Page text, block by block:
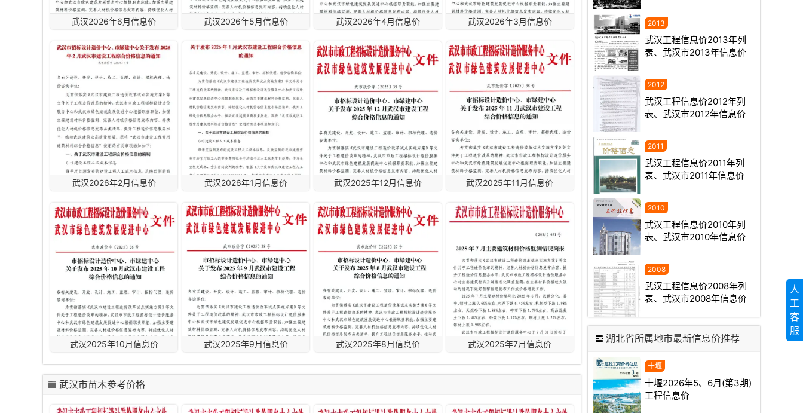
武汉2026年6月信息价 武汉2026年5月信息价 武汉2026年4月信息价 武汉2026年3月信息价
武汉2026年2月信息价 武汉2026年1月信息价 武汉2025年12月信息价 武汉2025年11月信息价
武汉2025年10月信息价 武汉2025年9月信息价 武汉2025年8月信息价 武汉2025年7月信息价
武汉市苗木参考价格
武汉工程信息价2013年列
表、武汉市2013年信息价
武汉工程信息价2012年列
表、武汉市2012年信息价
武汉工程信息价2011年列
表、武汉市2011年信息价
武汉工程信息价2010年列
表、武汉市2010年信息价
武汉工程信息价2008年列
表、武汉市2008年信息价
湖北省所属地市最新信息价推荐
十堰2026年5、6月(第3期)
工程信息价
人
工
客
服